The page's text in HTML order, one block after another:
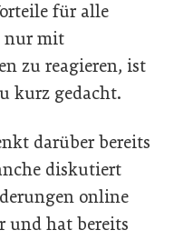
für alle
nur mit
zu reagieren, ist
kurz gedacht.
darüber bereits
diskutiert
online
und hat bereits